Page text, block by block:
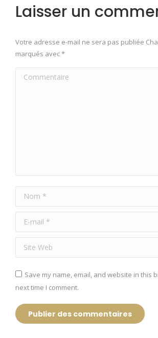
Laisser un
Votre adresse e-mail ne sera pas publiée
marqués avec*
Commentaire
Nom *
E-mail *
Site Web
Save my name, email, and website in this
next time I comment.
Publier des commentaires